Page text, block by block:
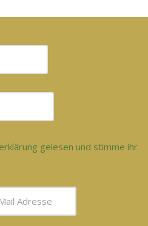
gelesen und stimme ihr